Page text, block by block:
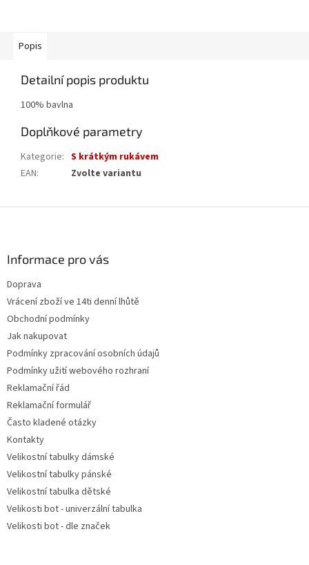
Popis
Detailní popis produktu
100% bavlna
Doplňkové parametry
Kategorie: S krátkým rukávem
EAN: Zvolte variantu
Informace pro vás
Doprava
Vrácení zboží ve 14ti denní lhůtě
Obchodní podmínky
Jak nakupovat
Podmínky zpracování osobních údajů
Podmínky užití webového rozhraní
Reklamační řád
Reklamační formulář
Často kladené otázky
Kontakty
Velikostní tabulky dámské
Velikostní tabulky pánské
Velikostní tabulka dětské
Velikosti bot - univerzální tabulka
Velikosti bot - dle značek